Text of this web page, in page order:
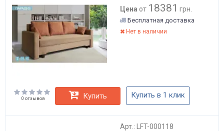
Цена от 18381 грн.
Бесплатная доставка
Нет в наличии
0 отзывов Купить Купить в 1 клик
Арт.: LFT-000118